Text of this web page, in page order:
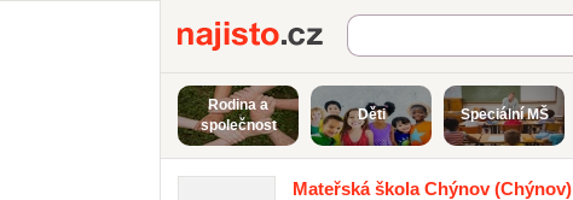
Najisto.cz
Rodina a
společnost
Děti Speciální MŠ
Mateřská škola Chýnov(Chýnov)